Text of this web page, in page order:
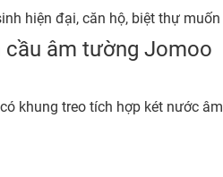
hiện đại, căn hộ, biệt thự
âm tường Jomoo
khung treo tích hợp két nước